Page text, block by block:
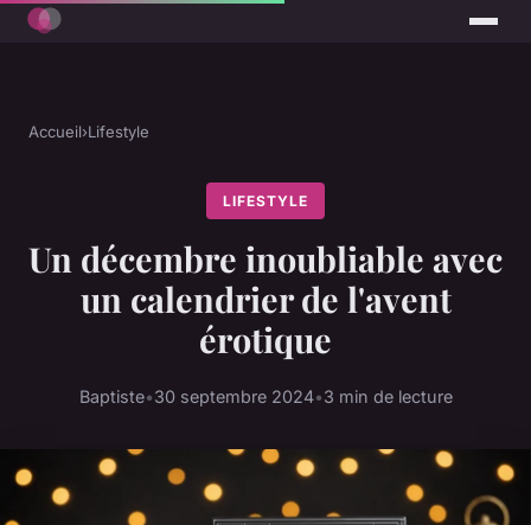
Accueil›Lifestyle
LIFESTYLE
Un décembre inoubliable avec
un calendrier de l'avent
érotique
Baptiste•30 septembre 2024•3 min de lecture